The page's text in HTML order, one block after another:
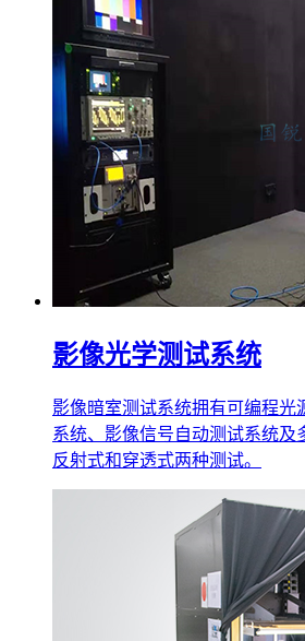
影像光学测试系统
影像暗室测试系统拥有可编程光
系统、影像信号自动测试系统及
反射式和穿透式两种测试。